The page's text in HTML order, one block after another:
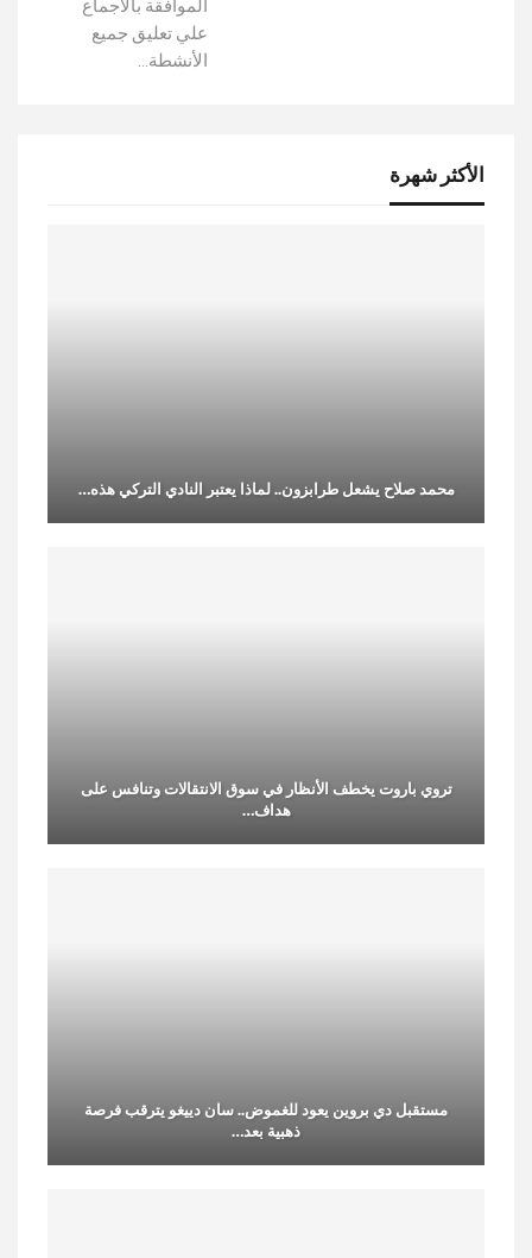
الموافقة بالاجماع
علي تعليق جميع
الأنشطة…
الأكثر شهرة
محمد صلاح يشعل طرابزون.. لماذا يعتبر النادي التركي هذه…
تروي باروت يخطف الأنظار في سوق الانتقالات وتنافس على
هداف…
مستقبل دي بروين يعود للغموض.. سان دييغو يترقب فرصة
ذهبية بعد…